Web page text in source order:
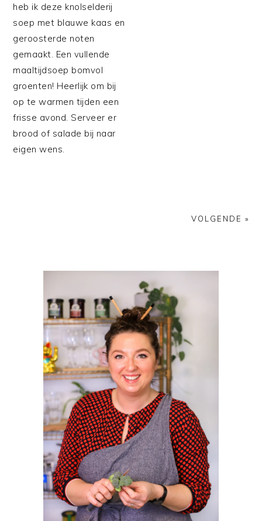
heb ik deze knolselderij
soep met blauwe kaas en
geroosterde noten
gemaakt. Een vullende
maaltijdsoep bomvol
groenten! Heerlijk om bij
op te warmen tijden een
frisse avond. Serveer er
brood of salade bij naar
eigen wens.
VOLGENDE »